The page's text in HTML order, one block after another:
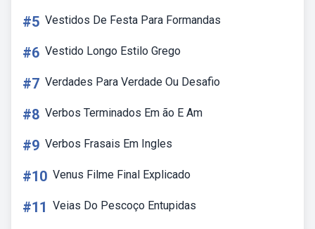
#5 Vestidos De Festa Para Formandas
#6 Vestido Longo Estilo Grego
#7 Verdades Para Verdade Ou Desafio
#8 Verbos Terminados Em ão E Am
#9 Verbos Frasais Em Ingles
#10 Venus Filme Final Explicado
#11 Veias Do Pescoço Entupidas